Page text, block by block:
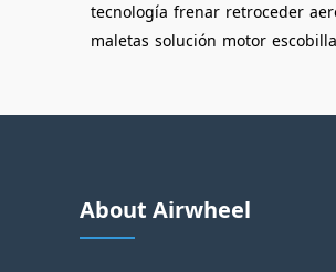
tecnología frenar retroceder
maletas solución motor
About Airwheel